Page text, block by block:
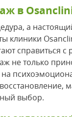
в
а
клиники
справиться
не только
выбор.